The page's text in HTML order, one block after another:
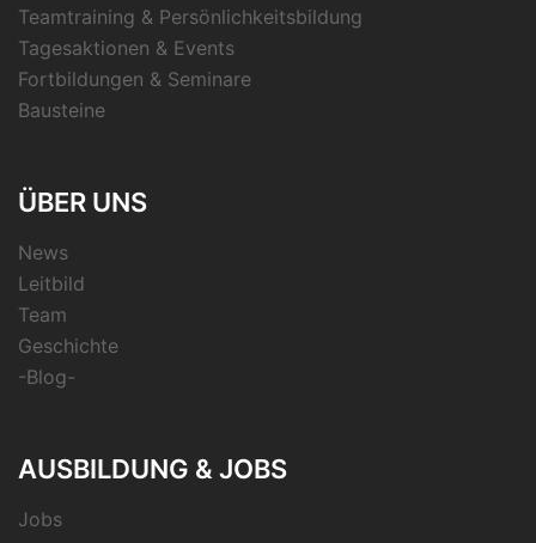
Teamtraining & Persönlichkeitsbildung
Tagesaktionen & Events
Fortbildungen & Seminare
Bausteine
ÜBER UNS
News
Leitbild
Team
Geschichte
-Blog-
AUSBILDUNG & JOBS
Jobs